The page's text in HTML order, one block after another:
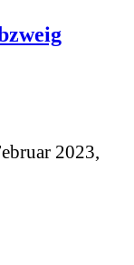
2023,